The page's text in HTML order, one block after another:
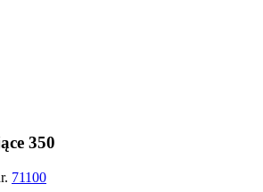
350
71100